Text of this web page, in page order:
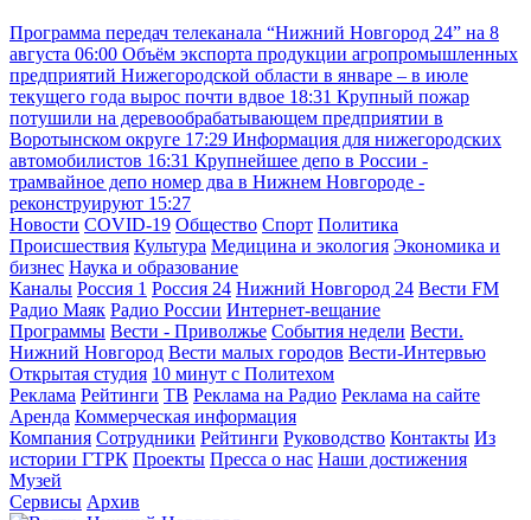
Программа передач телеканала “Нижний Новгород 24” на 8
августа 06:00 Объём экспорта продукции агропромышленных
предприятий Нижегородской области в январе – в июле
текущего года вырос почти вдвое 18:31 Крупный пожар
потушили на деревообрабатывающем предприятии в
Воротынском округе 17:29 Информация для нижегородских
автомобилистов 16:31 Крупнейшее депо в России -
трамвайное депо номер два в Нижнем Новгороде -
реконструируют 15:27
Новости COVID-19 Общество Спорт Политика
Происшествия Культура Медицина и экология Экономика и
бизнес Наука и образование
Каналы Россия 1 Россия 24 Нижний Новгород 24 Вести FM
Радио Маяк Радио России Интернет-вещание
Программы Вести - Приволжье События недели Вести.
Нижний Новгород Вести малых городов Вести-Интервью
Открытая студия 10 минут с Политехом
Реклама Рейтинги ТВ Реклама на Радио Реклама на сайте
Аренда Коммерческая информация
Компания Сотрудники Рейтинги Руководство Контакты Из
истории ГТРК Проекты Пресса о нас Наши достижения
Музей
Сервисы Архив